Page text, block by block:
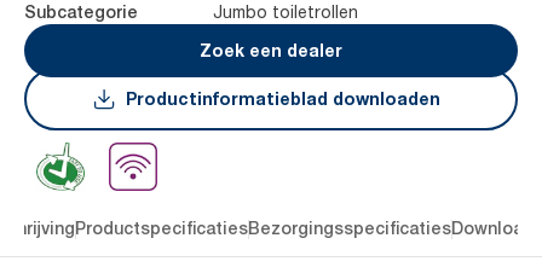
Subcategorie
Jumbo toiletrollen
Zoek een dealer
Productinformatieblad downloaden
ProductspecificatiesBezorgingsspecificaties